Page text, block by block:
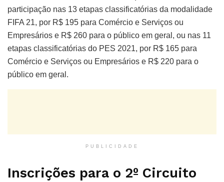
participação nas 13 etapas classificatórias da modalidade
FIFA 21, por R$ 195 para Comércio e Serviços ou
Empresários e R$ 260 para o público em geral, ou nas 11
etapas classificatórias do PES 2021, por R$ 165 para
Comércio e Serviços ou Empresários e R$ 220 para o
público em geral.
PUBLICIDADE
Inscrições para o 2º Circuito